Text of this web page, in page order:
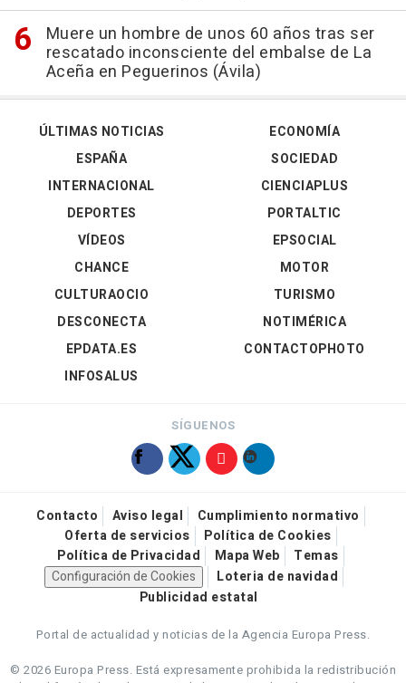
Muere un hombre de unos 60 años tras ser
rescatado inconsciente del embalse de La
Aceña en Peguerinos (Ávila)
ÚLTIMAS NOTICIAS
ESPAÑA
INTERNACIONAL
DEPORTES
VÍDEOS
ECONOMÍA
SOCIEDAD
CIENCIAPLUS
PORTALTIC
EPSOCIAL
CHANCE
CULTURAOCIO
DESCONECTA
EPDATA.ES
INFOSALUS
MOTOR
TURISMO
NOTIMÉRICA
CONTACTOPHOTO
SÍGUENOS
Contacto Aviso legal
Cumplimiento normativo
Oferta de servicios
Política de Cookies
Política de Privacidad
Mapa Web
Temas
Configuración de Cookies
Loteria de navidad
Publicidad estatal
Portal de actualidad y noticias de la Agencia Europa Press.
© 2026 Europa Press. Está expresamente prohibida la redistribución